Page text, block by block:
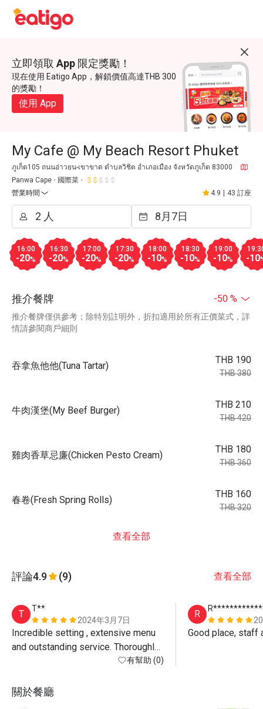
立即領取 App 限定獎勵！
現在使用 Eatigo App，解鎖價值高達THB 300
的獎勵！
使用 App
My Cafe @ My Beach Resort Phuket
ภูเก็ต105 ถนนอ่าวยน-เขาขาด ตำบลวิชิต อำเภอเมือง จังหวัดภูเก็ต 83000
Panwa Cape
國際菜
營業時間
4.9 43 訂座
16:00
-20%
16:30
-20%
17:00
-20%
17:30
-20%
18:00
-10%
18:30
-10%
19:00
-10% -10
推介餐牌 -50 %
推介餐牌僅供參考；除特別註明外，折扣適用於所有正價菜式，詳
情請參閱商戶細則
吞拿魚他他(Tuna Tartar)
THB 190
THB 380
牛肉漢堡(My Beef Burger)
THB 210
THB 420
雞肉香草忌廉(Chicken Pesto Cream)
THB 180
THB 360
春卷(Fresh Spring Rolls)
THB 160
THB 320
查看全部
評論4.9 (9) 查看全部
T
T**
2024年3月7日
Incredible setting , extensive menu
and outstanding service. Thoroughly
有幫助 (0)
R
Good place, staff
關於餐廳